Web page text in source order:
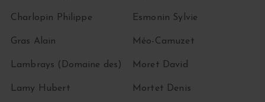
Charlopin Philippe Esmonin Sylvie
Gras Alain
Lambrays (Domaine des)
Lamy Hubert
Méo-Camuzet
Moret David
Mortet Denis